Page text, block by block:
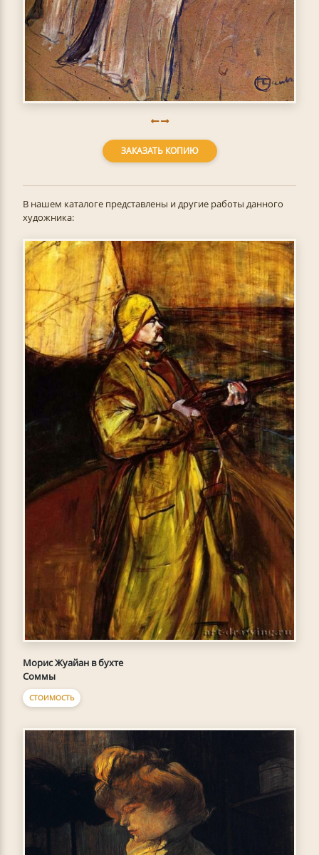
ЗАКАЗАТЬ КОПИЮ
В нашем каталоге представлены и другие работы данного
художника:
Морис Жуайан в бухте
Соммы
СТОИМОСТЬ